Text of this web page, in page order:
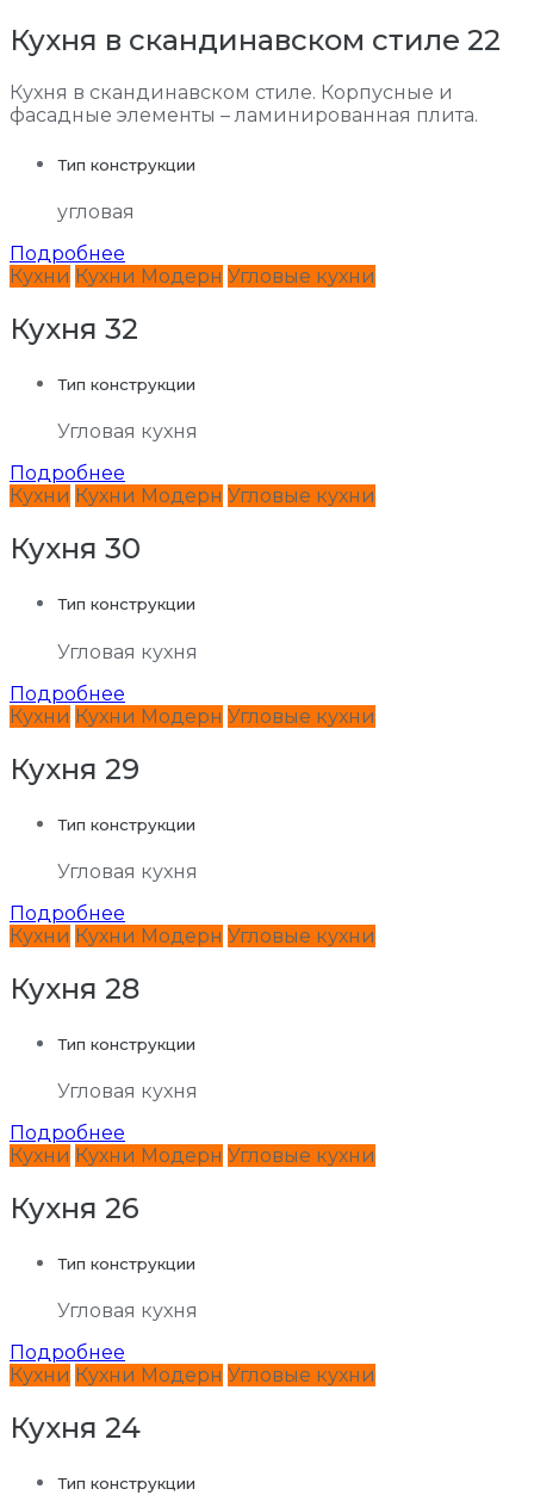
Кухня в скандинавском стиле 22
Кухня в скандинавском стиле. Корпусные и
фасадные элементы – ламинированная плита.
Тип конструкции
угловая
Подробнее
Кухни Кухни Модерн Угловые кухни
Кухня 32
Тип конструкции
Угловая кухня
Подробнее
Кухни Кухни Модерн Угловые кухни
Кухня 30
Тип конструкции
Угловая кухня
Подробнее
Кухни Кухни Модерн Угловые кухни
Кухня 29
Тип конструкции
Угловая кухня
Подробнее
Кухни Кухни Модерн Угловые кухни
Кухня 28
Тип конструкции
Угловая кухня
Подробнее
Кухни Кухни Модерн Угловые кухни
Кухня 26
Тип конструкции
Угловая кухня
Подробнее
Кухни Кухни Модерн Угловые кухни
Кухня 24
Тип конструкции